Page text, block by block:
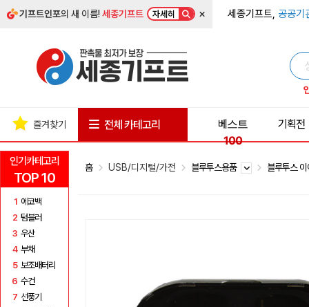
기프트인포의 새 이름!세종기프트 자세히 × 세종기프트, 공공기
인기카테고리
TOP 10
1 에코백
2 텀블러
3 우산
4 부채
5 보조배터리
6 수건
7 선풍기
즐겨찾기 전체 카테고리
베스트
100
기획전
홈 USB/디지털/가전 블루투스용품 블루투스